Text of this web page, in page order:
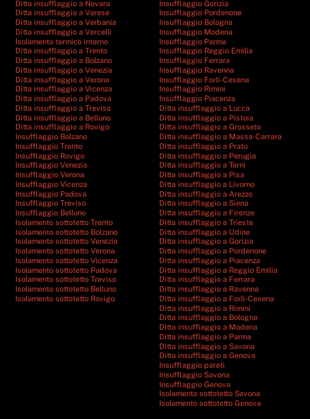
Ditta insufflaggio a Novara
Ditta insufflaggio a Varese
Ditta insufflaggio a Verbania
Ditta insufflaggio a Vercelli
Isolamento termico interno
Ditta insufflaggio a Trento
Ditta insufflaggio a Bolzano
Ditta insufflaggio a Venezia
Ditta insufflaggio a Verona
Ditta insufflaggio a Vicenza
Ditta insufflaggio a Padova
Ditta insufflaggio a Treviso
Ditta insufflaggio a Belluno
Ditta insufflaggio a Rovigo
Insufflaggio Bolzano
Insufflaggio Trento
Insufflaggio Rovigo
Insufflaggio Venezia
Insufflaggio Verona
Insufflaggio Vicenza
Insufflaggio Padova
Insufflaggio Treviso
Insufflaggio Belluno
Isolamento sottotetto Trento
Isolamento sottotetto Bolzano
Isolamento sottotetto Venezia
Isolamento sottotetto Verona
Isolamento sottotetto Vicenza
Isolamento sottotetto Padova
Isolamento sottotetto Treviso
Isolamento sottotetto Belluno
Isolamento sottotetto Rovigo
Insufflaggio Gorizia
Insufflaggio Pordenone
Insufflaggio Bologna
Insufflaggio Modena
Insufflaggio Parma
Insufflaggio Reggio Emilia
Insufflaggio Ferrara
Insufflaggio Ravenna
Insufflaggio Forlì-Cesena
Insufflaggio Rimini
Insufflaggio Piacenza
Ditta insufflaggio a Lucca
Ditta insufflaggio a Pistoia
Ditta insufflaggio a Grosseto
Ditta insufflaggio a Massa-Carrara
Ditta insufflaggio a Prato
Ditta insufflaggio a Perugia
Ditta insufflaggio a Terni
Ditta insufflaggio a Pisa
Ditta insufflaggio a Livorno
Ditta insufflaggio a Arezzo
Ditta insufflaggio a Siena
Ditta insufflaggio a Firenze
Ditta insufflaggio a Trieste
Ditta insufflaggio a Udine
Ditta insufflaggio a Gorizia
Ditta insufflaggio a Pordenone
Ditta insufflaggio a Piacenza
Ditta insufflaggio a Reggio Emilia
Ditta insufflaggio a Ferrara
Ditta insufflaggio a Ravenna
Ditta insufflaggio a Forlì-Cesena
Ditta insufflaggio a Rimini
Ditta insufflaggio a Bologna
Ditta insufflaggio a Modena
Ditta insufflaggio a Parma
Ditta insufflaggio a Savona
Ditta insufflaggio a Genova
Insufflaggio pareti
Insufflaggio Savona
Insufflaggio Genova
Isolamento sottotetto Savona
Isolamento sottotetto Genova